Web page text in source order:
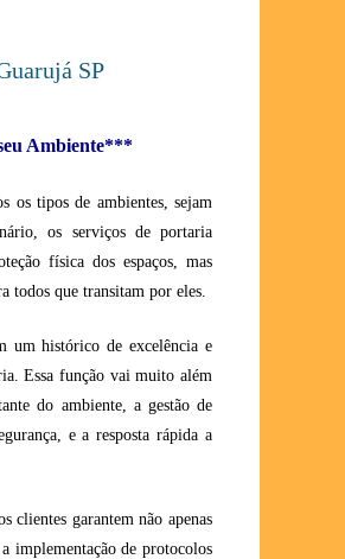
SP
Ambiente***
os tipos de ambientes, sejam
os serviços de portaria
física dos espaços, mas
todos que transitam por eles.
um histórico de excelência e
Essa função vai muito além
do ambiente, a gestão de
e a resposta rápida a
clientes garantem não apenas
implementação de protocolos